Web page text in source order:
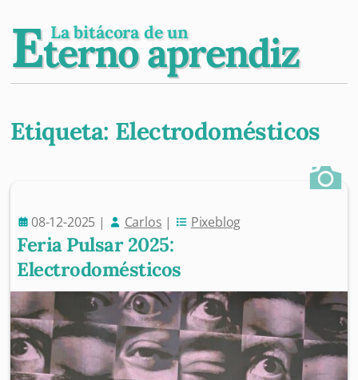
Eterno aprendiz
La bitácora de un
Etiqueta: Electrodomésticos
08-12-2025 | Carlos | Pixeblog
Feria Pulsar 2025:
Electrodomésticos